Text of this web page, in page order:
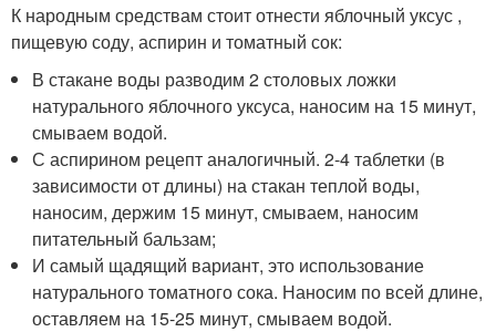
К народным средствам стоит отнести яблочный уксус ,
пищевую соду, аспирин и томатный сок:
В стакане воды разводим 2 столовых ложки
натурального яблочного уксуса, наносим на 15 минут,
смываем водой.
С аспирином рецепт аналогичный. 2-4 таблетки (в
зависимости от длины) на стакан теплой воды,
наносим, держим 15 минут, смываем, наносим
питательный бальзам;
И самый щадящий вариант, это использование
натурального томатного сока. Наносим по всей длине,
оставляем на 15-25 минут, смываем водой.